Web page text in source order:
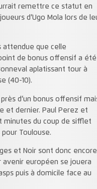
remettre ce statut en
d’Ugo Mola lors de
attendue que celle
de bonus offensif a été
aplatissant tour à
(40-10).
d’un bonus offensif
et dernier. Paul Perez et
minutes du coup de sifflet
Toulouse.
et Noir sont donc encore
avenir européen se jouera
puis à domicile face au